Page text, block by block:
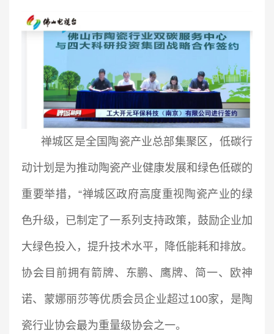
禅城区是全国陶瓷产业总部集聚区，低碳行
动计划是为推动陶瓷产业健康发展和绿色低碳的
重要举措，“禅城区政府高度重视陶瓷产业的绿
色升级，已制定了一系列支持政策，鼓励企业加
大绿色投入，提升技术水平，降低能耗和排放。
协会目前拥有箭牌、东鹏、鹰牌、简一、欧神
诺、蒙娜丽莎等优质会员企业超过100家，是陶
瓷行业协会最为重量级协会之一。